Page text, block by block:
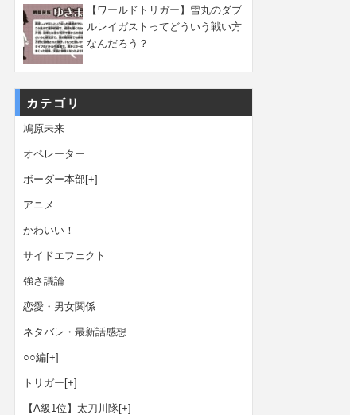
【ワールドトリガー】雪丸のダブ
ルレイガストってどういう戦い方
なんだろう？
カテゴリ
鳩原未来
オペレーター
ボーダー本部[+]
アニメ
かわいい！
サイドエフェクト
強さ議論
恋愛・男女関係
ネタバレ・最新話感想
○○編[+]
トリガー [+]
【A級1位】太刀川隊[+]